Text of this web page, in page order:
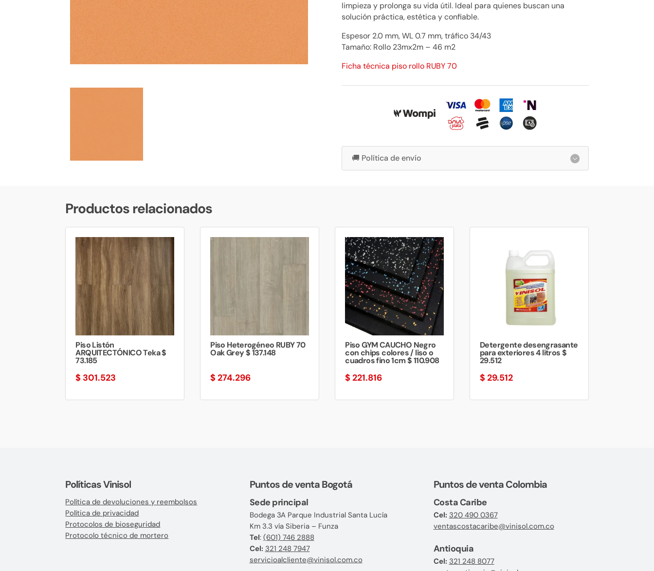
limpieza y prolonga su vida útil. Ideal para quienes buscan una
solución práctica, estética y confiable.
Espesor 2.0 mm, WL 0.7 mm, tráfico 34/43
Tamaño: Rollo 23mx2m – 46 m2
Ficha técnica piso rollo RUBY 70
🚚 Política de envío
Productos relacionados
Piso Listón
ARQUITECTÓNICO Teka $
73.185
$ 301.523
Piso Heterogéneo RUBY 70
Oak Grey $ 137.148
$ 274.296
Piso GYM CAUCHO Negro
con chips colores / liso o
cuadros fino 1cm $ 110.908
$ 221.816
Detergente desengrasante
para exteriores 4 litros $
29.512
$ 29.512
Políticas Vinisol
Política de devoluciones y reembolsos
Política de privacidad
Protocolos de bioseguridad
Protocolo técnico de mortero
Puntos de venta Bogotá
Sede principal
Bodega 3A Parque Industrial Santa Lucía
Km 3.3 vía Siberia – Funza
Tel: (601) 746 2888
Cel: 321 248 7947
servicioalcliente@vinisol.com.co
Puntos de venta Colombia
Costa Caribe
Cel: 320 490 0367
ventascostacaribe@vinisol.com.co
Antioquia
Cel: 321 248 8077